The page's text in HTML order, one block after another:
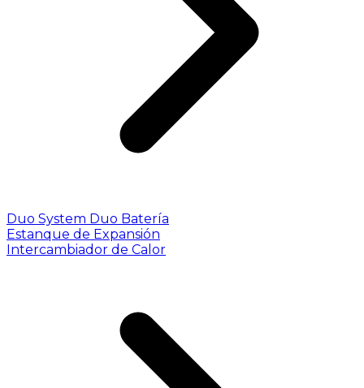
Duo System Duo Batería
Estanque de Expansión
Intercambiador de Calor